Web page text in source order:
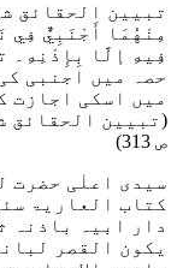
تبیین الحقائق
مِنْهُمَا أَجْنَبِيٌّ فِي
فِيهِ إلَّا بِإِذْنِهِ ۔
حصہ میں اجنبی
میں اسکی اجازت
ص 313)
سیدی اعلٰی حضرت
کتاب العاریۃ
دار ابیہ باذنہ
یکون القصر